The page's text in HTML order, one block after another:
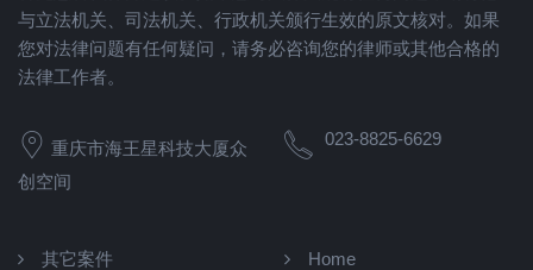
与立法机关、司法机关、行政机关颁行生效的原文核对。如果
您对法律问题有任何疑问，请务必咨询您的律师或其他合格的
法律工作者。
重庆市海王星科技大厦众
创空间
023-8825-6629
其它案件
Home